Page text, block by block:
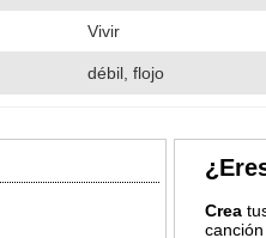
Vivir
débil, flojo
Crea